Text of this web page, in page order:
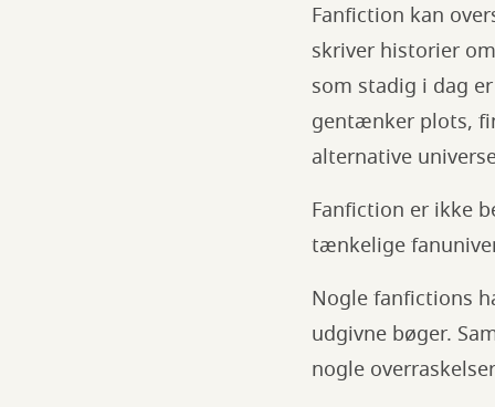
Fanfiction kan
skriver historier
som stadig i dag
gentænker plots,
alternative
Fanfiction er ikke
tænkelige
Nogle fanfictions
udgivne bøger.
nogle